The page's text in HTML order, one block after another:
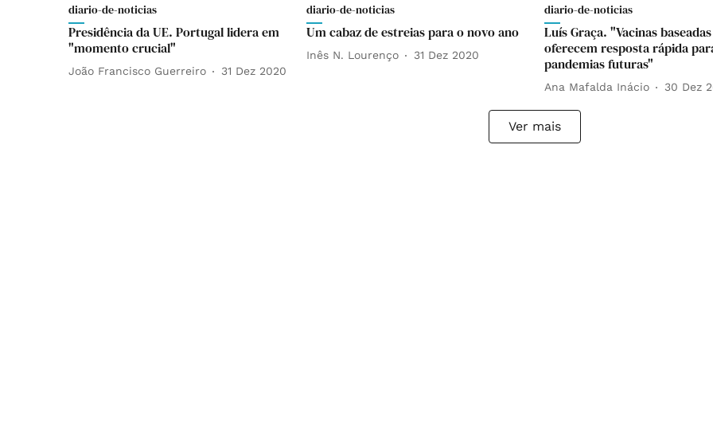
diario-de-noticias
Presidência da UE. Portugal lidera em
"momento crucial"
João Francisco Guerreiro 31 Dez 2020
diario-de-noticias
Um cabaz de estreias para o novo ano
Inês N. Lourenço 31 Dez 2020
diario-de-noticias
Luís Graça. "Vacinas
oferecem resposta rápida
pandemias futuras"
Ana Mafalda Inácio 30 Dez
Ver mais